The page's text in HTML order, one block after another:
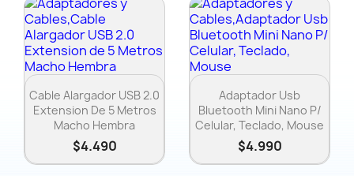
Vista rápida
Cable Alargador USB 2.0
Extension De 5 Metros
Macho Hembra
$4.490
Vista rápida
Adaptador Usb
Bluetooth Mini Nano P/
Celular, Teclado, Mouse
$4.990